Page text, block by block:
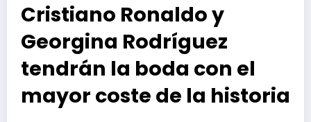
Cristiano Ronaldo y
Georgina Rodríguez
tendrán la boda con el
mayor coste de la historia